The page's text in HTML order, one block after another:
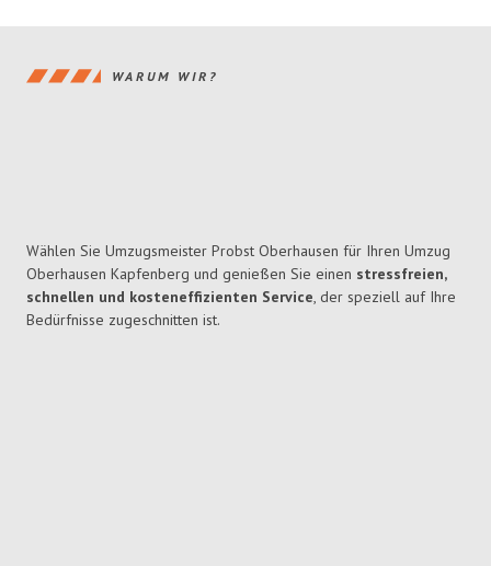
WARUM WIR?
Wählen Sie Umzugsmeister Probst Oberhausen für Ihren Umzug
Oberhausen Kapfenberg und genießen Sie einen stressfreien,
schnellen und kosteneffizienten Service, der speziell auf Ihre
Bedürfnisse zugeschnitten ist.